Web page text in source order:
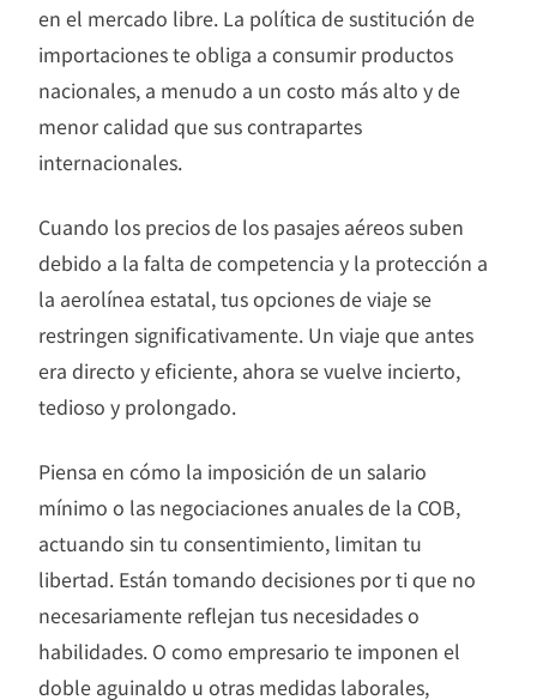
en el mercado libre. La política de sustitución de
importaciones te obliga a consumir productos
nacionales, a menudo a un costo más alto y de
menor calidad que sus contrapartes
internacionales.
Cuando los precios de los pasajes aéreos suben
debido a la falta de competencia y la protección a
la aerolínea estatal, tus opciones de viaje se
restringen significativamente. Un viaje que antes
era directo y eficiente, ahora se vuelve incierto,
tedioso y prolongado.
Piensa en cómo la imposición de un salario
mínimo o las negociaciones anuales de la COB,
actuando sin tu consentimiento, limitan tu
libertad. Están tomando decisiones por ti que no
necesariamente reflejan tus necesidades o
habilidades. O como empresario te imponen el
doble aguinaldo u otras medidas laborales,